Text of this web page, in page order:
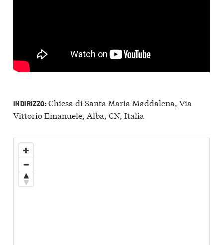
INDIRIZZO:Chiesa di Santa Maria Maddalena, Via
Vittorio Emanuele, Alba, CN, Italia